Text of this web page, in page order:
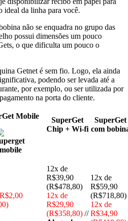
ideal da linha para você.
não se enquadra no grupo das
possui dimensões um pouco
o que dificulta um pouco o
Getnet é sem fio. Logo, ela ainda
podendo ser levada até a
por exemplo, ou ser utilizada por
na porta do cliente.
Mobile
SuperGet
Chip + Wi-fi
SuperGet
com
12x de
R$39,90
(R$478,80)
12x de
R$29,90
(R$358,80) //
12x de
R$59,90
(R$718,80)
12x de
R$34,90